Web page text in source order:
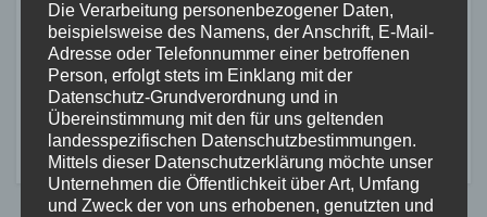
Rauchentwicklung hinter
leerstehendem Gebäude
sorgt für Feuerwehreinsatz
2. AUG. 2026
Die Verarbeitung personenbezogener Daten,
beispielsweise des Namens, der Anschrift, E-Mail-
Adresse oder Telefonnummer einer betroffenen
Person, erfolgt stets im Einklang mit der
Datenschutz-Grundverordnung und in
Übereinstimmung mit den für uns geltenden
landesspezifischen Datenschutzbestimmungen.
Mittels dieser Datenschutzerklärung möchte unser
Unternehmen die Öffentlichkeit über Art, Umfang
und Zweck der von uns erhobenen, genutzten und